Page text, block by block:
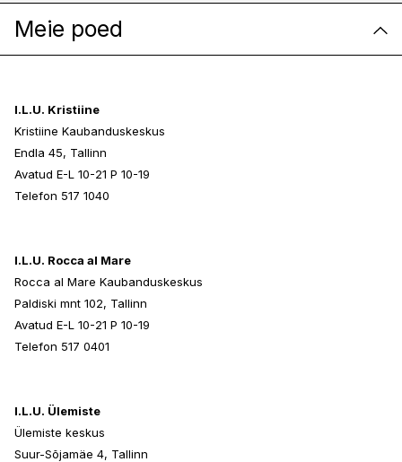
Meie poed
I.L.U. Kristiine
Kristiine Kaubanduskeskus
Endla 45, Tallinn
Avatud E-L 10-21 P 10-19
Telefon 517 1040
I.L.U. Rocca al Mare
Rocca al Mare Kaubanduskeskus
Paldiski mnt 102, Tallinn
Avatud E-L 10-21 P 10-19
Telefon 517 0401
I.L.U. Ülemiste
Ülemiste keskus
Suur-Sõjamäe 4, Tallinn